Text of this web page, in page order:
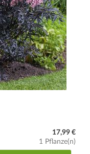
17,99 €
1 Pflanze(n)